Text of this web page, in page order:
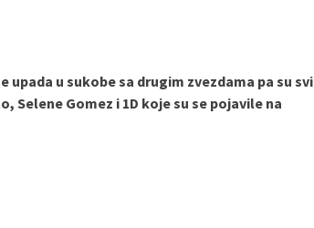
u sukobe sa drugim zvezdama pa su svi
Selene Gomez i 1D koje su se pojavile na